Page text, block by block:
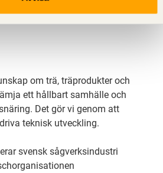
om trä, träprodukter och
ett hållbart samhälle och
Det gör vi genom att
teknisk utveckling.
svensk sågverksindustri